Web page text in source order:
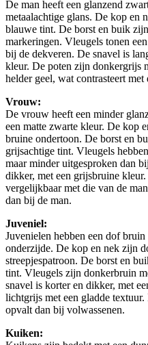
De man heeft een glanzend
metaalachtige glans. De kop en
blauwe tint. De borst en buik
markeringen. Vleugels tonen
bij de dekveren. De snavel is
kleur. De poten zijn donkergrijs
helder geel, wat contrasteert
Vrouw:
De vrouw heeft een minder
een matte zwarte kleur. De kop
bruine ondertoon. De borst en
grijsachtige tint. Vleugels
maar minder uitgesproken dan
dikker, met een grijsbruine
vergelijkbaar met die van de
dan bij de man.
Juveniel:
Juvenielen hebben een dof
onderzijde. De kop en nek zijn
streepjespatroon. De borst en
tint. Vleugels zijn donkerbruin
snavel is korter en dikker, met
lichtgrijs met een gladde
opvalt dan bij volwassenen.
Kuiken: